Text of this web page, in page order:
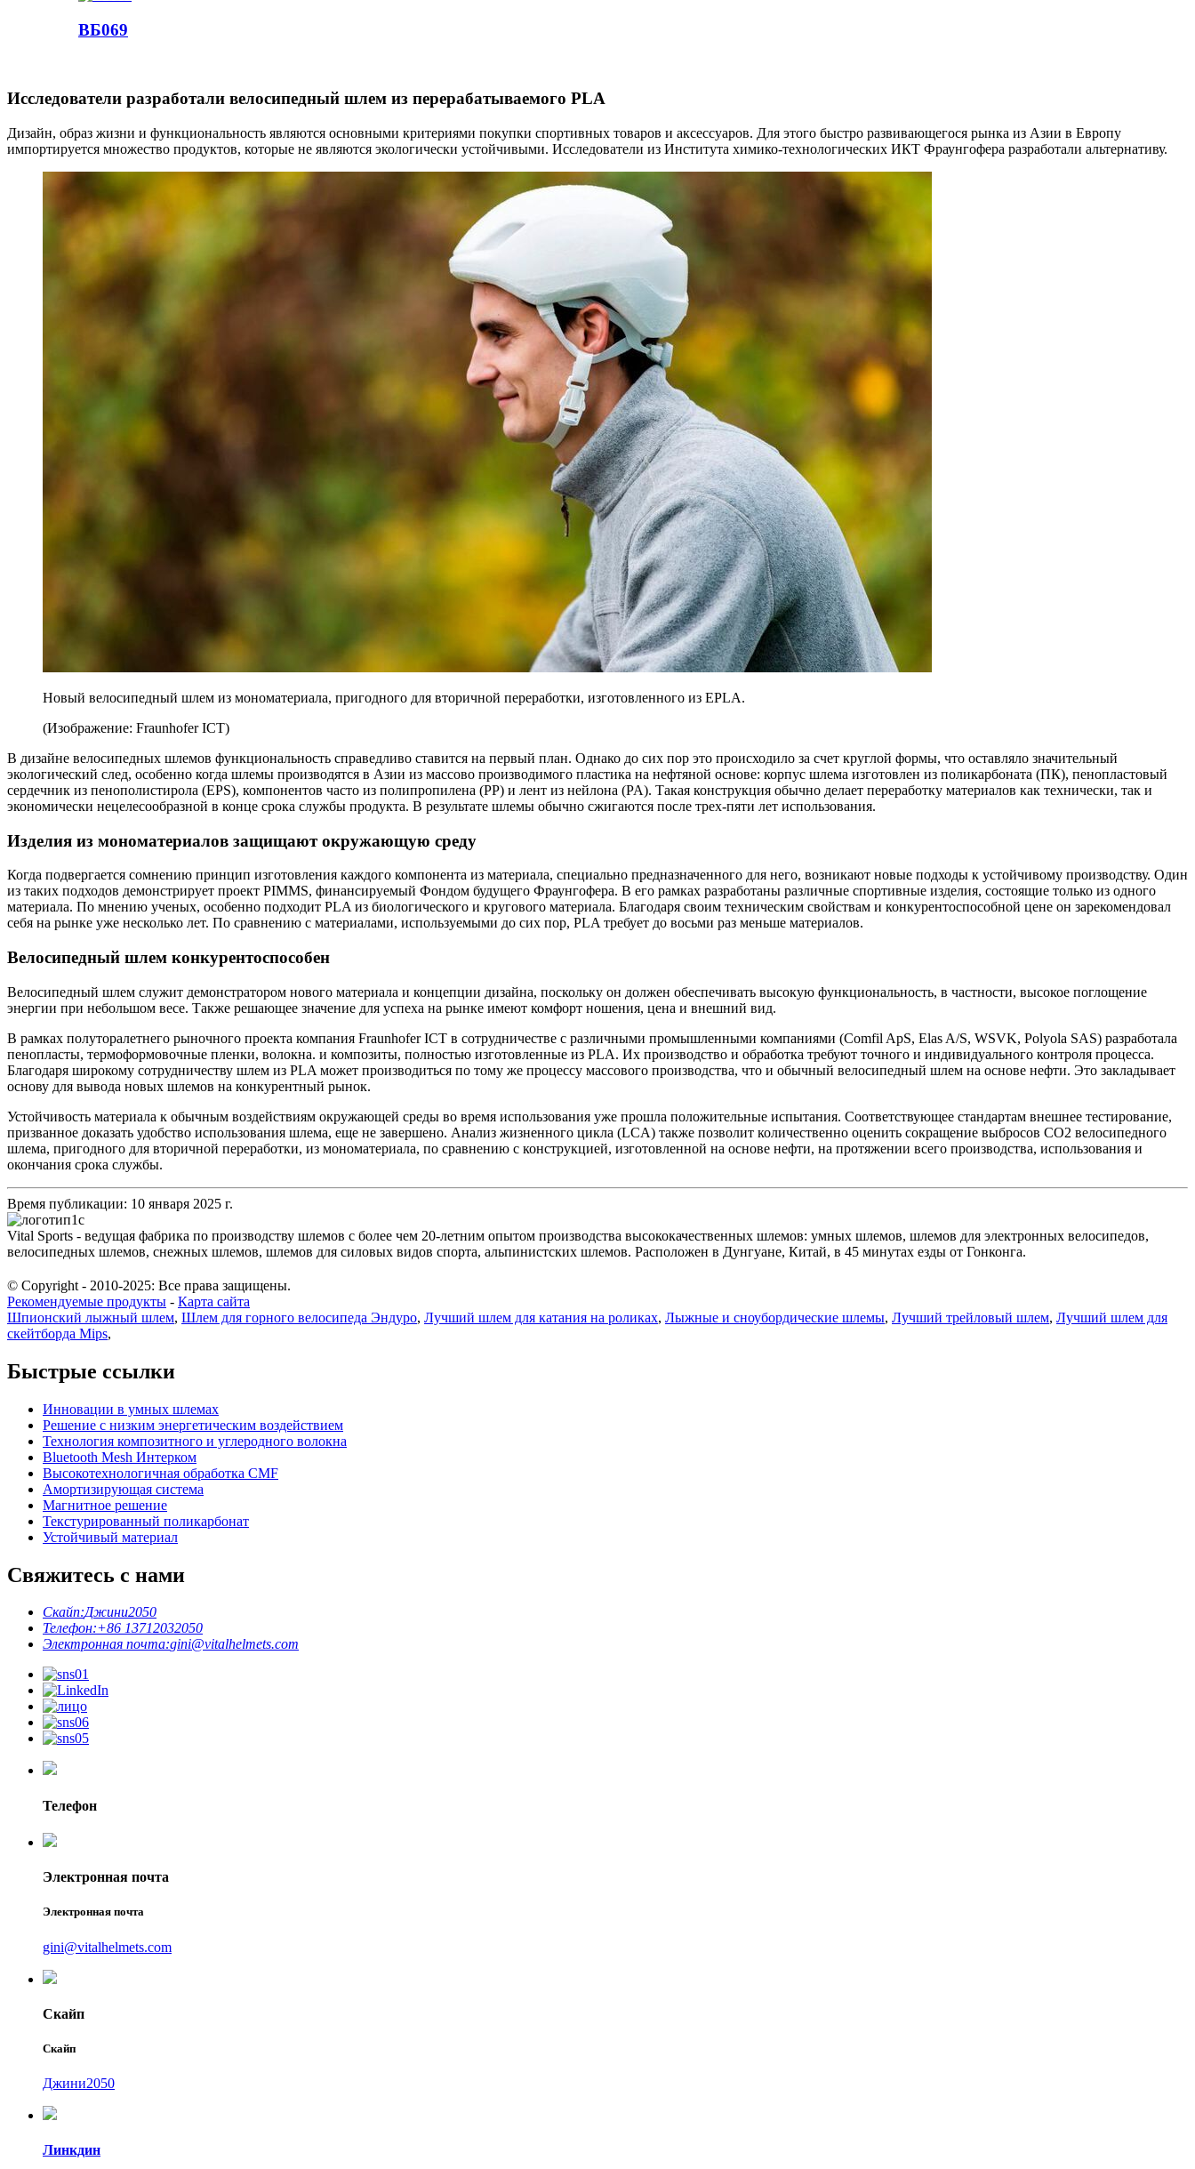
ВБ069
Исследователи разработали велосипедный шлем из перерабатываемого PLA
Дизайн, образ жизни и функциональность являются основными критериями покупки спортивных товаров и аксессуаров. Для этого быстро развивающегося рынка из Азии в Европу
импортируется множество продуктов, которые не являются экологически устойчивыми. Исследователи из Института химико-технологических ИКТ Фраунгофера разработали альтернативу.
Новый велосипедный шлем из мономатериала, пригодного для вторичной переработки, изготовленного из EPLA.
(Изображение: Fraunhofer ICT)
В дизайне велосипедных шлемов функциональность справедливо ставится на первый план. Однако до сих пор это происходило за счет круглой формы, что оставляло значительный
экологический след, особенно когда шлемы производятся в Азии из массово производимого пластика на нефтяной основе: корпус шлема изготовлен из поликарбоната (ПК), пенопластовый
сердечник из пенополистирола (EPS), компонентов часто из полипропилена (PP) и лент из нейлона (PA). Такая конструкция обычно делает переработку материалов как технически, так и
экономически нецелесообразной в конце срока службы продукта. В результате шлемы обычно сжигаются после трех-пяти лет использования.
Изделия из мономатериалов защищают окружающую среду
Когда подвергается сомнению принцип изготовления каждого компонента из материала, специально предназначенного для него, возникают новые подходы к устойчивому производству. Один
из таких подходов демонстрирует проект PIMMS, финансируемый Фондом будущего Фраунгофера. В его рамках разработаны различные спортивные изделия, состоящие только из одного
материала. По мнению ученых, особенно подходит PLA из биологического и кругового материала. Благодаря своим техническим свойствам и конкурентоспособной цене он зарекомендовал
себя на рынке уже несколько лет. По сравнению с материалами, используемыми до сих пор, PLA требует до восьми раз меньше материалов.
Велосипедный шлем конкурентоспособен
Велосипедный шлем служит демонстратором нового материала и концепции дизайна, поскольку он должен обеспечивать высокую функциональность, в частности, высокое поглощение
энергии при небольшом весе. Также решающее значение для успеха на рынке имеют комфорт ношения, цена и внешний вид.
В рамках полуторалетнего рыночного проекта компания Fraunhofer ICT в сотрудничестве с различными промышленными компаниями (Comfil ApS, Elas A/S, WSVK, Polyola SAS) разработала
пенопласты, термоформовочные пленки, волокна. и композиты, полностью изготовленные из PLA. Их производство и обработка требуют точного и индивидуального контроля процесса.
Благодаря широкому сотрудничеству шлем из PLA может производиться по тому же процессу массового производства, что и обычный велосипедный шлем на основе нефти. Это закладывает
основу для вывода новых шлемов на конкурентный рынок.
Устойчивость материала к обычным воздействиям окружающей среды во время использования уже прошла положительные испытания. Соответствующее стандартам внешнее тестирование,
призванное доказать удобство использования шлема, еще не завершено. Анализ жизненного цикла (LCA) также позволит количественно оценить сокращение выбросов CO2 велосипедного
шлема, пригодного для вторичной переработки, из мономатериала, по сравнению с конструкцией, изготовленной на основе нефти, на протяжении всего производства, использования и
окончания срока службы.
Время публикации: 10 января 2025 г.
Vital Sports - ведущая фабрика по производству шлемов с более чем 20-летним опытом производства высококачественных шлемов: умных шлемов, шлемов для электронных велосипедов,
велосипедных шлемов, снежных шлемов, шлемов для силовых видов спорта, альпинистских шлемов. Расположен в Дунгуане, Китай, в 45 минутах езды от Гонконга.
© Copyright - 2010-2025: Все права защищены.
Рекомендуемые продукты - Карта сайта
Шпионский лыжный шлем, Шлем для горного велосипеда Эндуро, Лучший шлем для катания на роликах, Лыжные и сноубордические шлемы, Лучший трейловый шлем, Лучший шлем для
скейтборда Mips,
Быстрые ссылки
Инновации в умных шлемах
Решение с низким энергетическим воздействием
Технология композитного и углеродного волокна
Bluetooth Mesh Интерком
Высокотехнологичная обработка CMF
Амортизирующая система
Магнитное решение
Текстурированный поликарбонат
Устойчивый материал
Свяжитесь с нами
Скайп:Джини2050
Телефон:+86 13712032050
Электронная почта:gini@vitalhelmets.com
Телефон
Электронная почта
Электронная почта
gini@vitalhelmets.com
Скайп
Скайп
Джини2050
Линкдин